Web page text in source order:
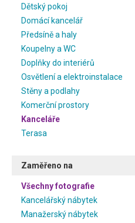
Dětský pokoj
Domácí kancelář
Předsíně a haly
Koupelny a WC
Doplňky do interiérů
Osvětlení a elektroinstalace
Stěny a podlahy
Komerční prostory
Kanceláře
Terasa
Zaměřeno na
Všechny fotografie
Kancelářský nábytek
Manažerský nábytek